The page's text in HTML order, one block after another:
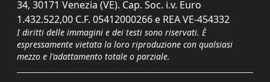
34, 30171 Venezia (VE). Cap. Soc. i.v. Euro
1.432.522,00 C.F. 05412000266 e REA VE-454332
I diritti delle immagini e dei testi sono riservati. È
espressamente vietata la loro riproduzione con qualsiasi
mezzo e l'adattamento totale o parziale.